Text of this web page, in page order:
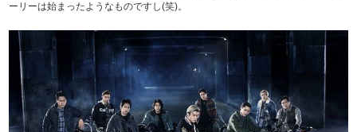
ーリーは始まったようなものですし(笑)。